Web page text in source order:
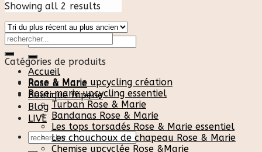
Recherche
pour :
Accueil
Rose & Marie
Boutique friperie
Blog
LIVE
Recherche
pour :
Showing all 2 results
Catégories de produits
Rose & Marie upcycling création
Rose-marie upcycling essentiel
Turban Rose & Marie
Bandanas Rose & Marie
Les tops torsadés Rose & Marie essentiel
Les chouchoux de chapeau Rose & Marie
Chemise upcyclée Rose &Marie